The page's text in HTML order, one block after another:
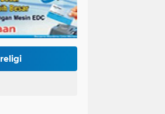
Dua Atlet Muda SMPN 25 Padang Lolos ke O2SN Nasional, Siap Harumkan Nama Sumatera Barat
3.000 Mahasiswa Baru UNP Ikuti Police Goes To Campus, Ditlantas Polda Sumbar Tanamkan Budaya Tertib Berlalu Lintas Sejak Hari Pertama Kuliah
Open Ship Kapal Teluk Kendari Diprediksi Diserbu Pengunjung, Trans Padang Ubah Rute Koridor 2 dan 4, Tarif Seluruh Koridor Cuma Rp1
religi